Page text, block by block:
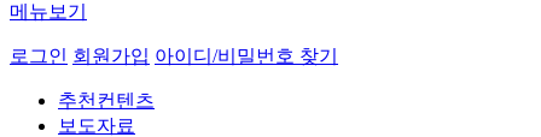
메뉴보기
로그인 회원가입 아이디/비밀번호 찾기
추천컨텐츠
보도자료